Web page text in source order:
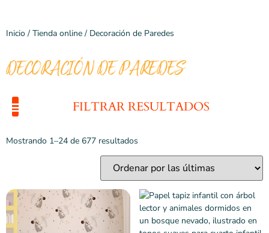
Inicio/ Tienda online/ Decoración de Paredes
DECORACIÓN DE PAREDES
FILTRAR RESULTADOS
Mostrando 1–24 de 677 resultados